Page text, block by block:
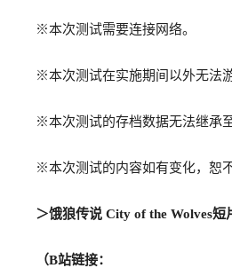
※本次测试需要连接网络。
※本次测试在实施期间以外无法游
※本次测试的存档数据无法继承
※本次测试的内容如有变化，恕
＞饿狼传说 City of the Wolves短
（B站链接：